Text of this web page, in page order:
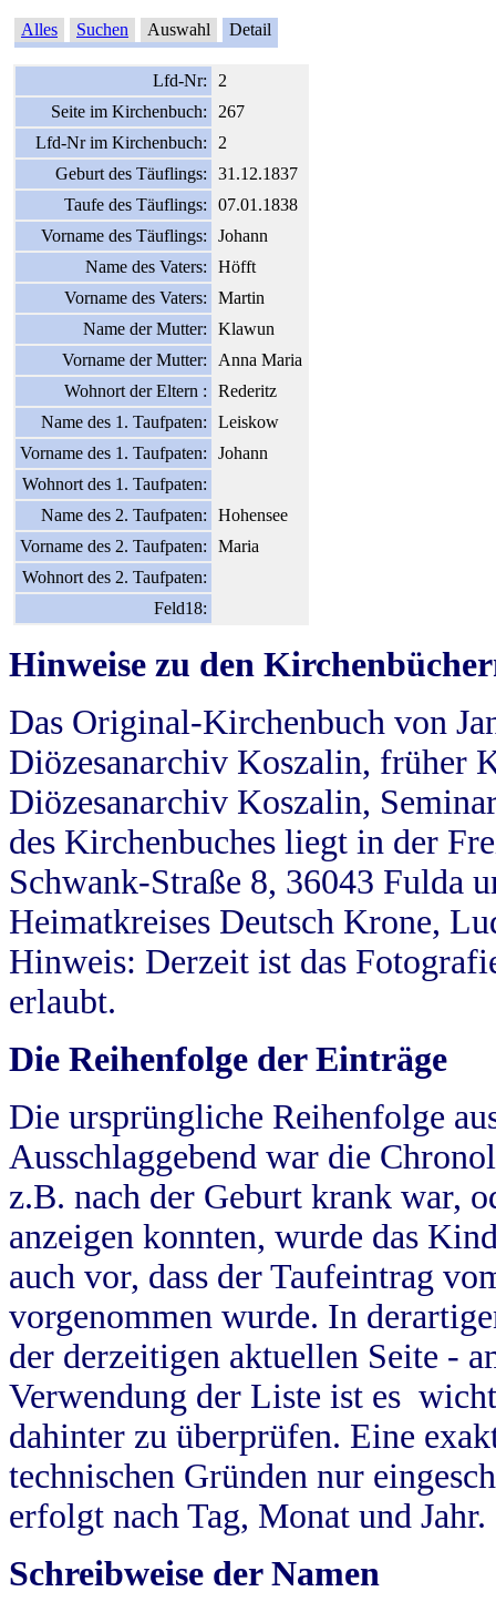
Alles Suchen Auswahl Detail
Lfd-Nr:
2
Seite im Kirchenbuch:
267
Lfd-Nr im Kirchenbuch:
2
Geburt des Täuflings:
31.12.1837
Taufe des Täuflings:
07.01.1838
Vorname des Täuflings:
Johann
Name des Vaters:
Höfft
Vorname des Vaters:
Martin
Name der Mutter:
Klawun
Vorname der Mutter:
Anna Maria
Wohnort der Eltern :
Rederitz
Name des 1. Taufpaten:
Leiskow
Vorname des 1. Taufpaten:
Johann
Wohnort des 1. Taufpaten:
Name des 2. Taufpaten:
Hohensee
Vorname des 2. Taufpaten:
Maria
Wohnort des 2. Taufpaten:
Feld18:
Hinweise zu den
Das Original-Kirchenbuch von
Diözesanarchiv Koszalin, früher
Diözesanarchiv Koszalin,
des Kirchenbuches liegt in der
Schwank-Straße 8, 36043 Fulda
Heimatkreises Deutsch Krone,
Hinweis: Derzeit ist das
erlaubt.
Die Reihenfolge der Einträge
Die ursprüngliche Reihenfolge
Ausschlaggebend war die
z.B. nach der Geburt krank war,
anzeigen konnten, wurde das
auch vor, dass der Taufeintrag
vorgenommen wurde. In
der derzeitigen aktuellen Seite -
Verwendung der Liste ist es
dahinter zu überprüfen. Eine
technischen Gründen nur
erfolgt nach Tag, Monat und Jahr.
Schreibweise der Namen